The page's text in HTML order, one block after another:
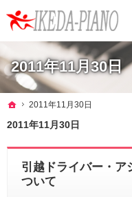
2011年11月30日
調律やクリーニングも行っています
ホーム
2011年11月30日
2011年11月30日
引越ドライバー・ア
ついて